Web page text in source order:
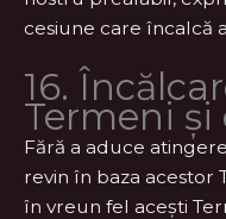
cesiune care încalcă
16.
Termeni
Fără a aduce
revin în baza acestor
în vreun fel acești